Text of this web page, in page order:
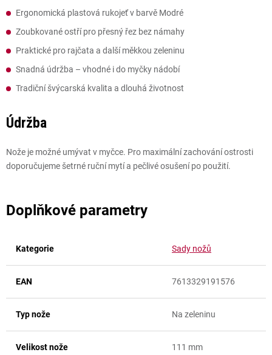
Ergonomická plastová rukojeť v barvě Modré
Zoubkované ostří pro přesný řez bez námahy
Praktické pro rajčata a další měkkou zeleninu
Snadná údržba – vhodné i do myčky nádobí
Tradiční švýcarská kvalita a dlouhá životnost
Údržba
Nože je možné umývat v myčce. Pro maximální zachování ostrosti
doporučujeme šetrné ruční mytí a pečlivé osušení po použití.
Doplňkové parametry
Kategorie Sady nožů
EAN 7613329191576
Typ nože Na zeleninu
Velikost nože 111 mm